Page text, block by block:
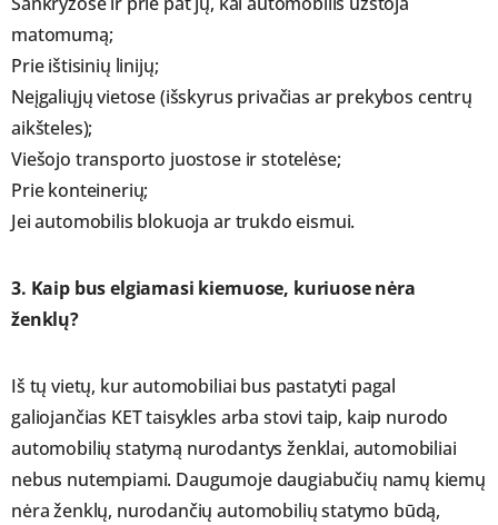
matomumą;
Prie ištisinių linijų;
Neįgaliųjų vietose (išskyrus privačias ar prekybos centrų
aikšteles);
Viešojo transporto juostose ir stotelėse;
Prie konteinerių;
Jei automobilis blokuoja ar trukdo eismui.
3. Kaip bus elgiamasi kiemuose, kuriuose nėra
ženklų?
Iš tų vietų, kur automobiliai bus pastatyti pagal
galiojančias KET taisykles arba stovi taip, kaip nurodo
automobilių statymą nurodantys ženklai, automobiliai
nebus nutempiami. Daugumoje daugiabučių namų kiemų
nėra ženklų, nurodančių automobilių statymo būdą,